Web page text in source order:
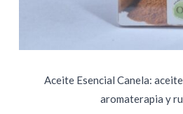
Aceite Esencial Canela:
aromaterapia y